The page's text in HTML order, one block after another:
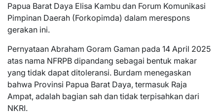
Papua Barat Daya Elisa Kambu dan Forum Komunikasi
Pimpinan Daerah (Forkopimda) dalam merespons
gerakan ini.
Pernyataan Abraham Goram Gaman pada 14 April 2025
atas nama NFRPB dipandang sebagai bentuk makar
yang tidak dapat ditoleransi. Burdam menegaskan
bahwa Provinsi Papua Barat Daya, termasuk Raja
Ampat, adalah bagian sah dan tidak terpisahkan dari
NKRI.